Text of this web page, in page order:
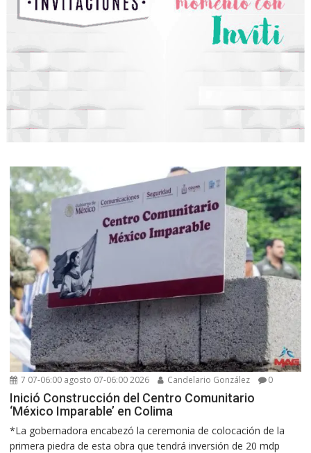
7 07-06:00 agosto 07-06:00 2026 Candelario González 0
Inició Construcción del Centro Comunitario
‘México Imparable’ en Colima
*La gobernadora encabezó la ceremonia de colocación de la
primera piedra de esta obra que tendrá inversión de 20 mdp